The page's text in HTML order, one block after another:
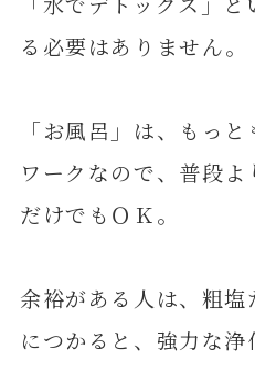
る必要はありません。
「お風呂」は、もっ
ワークなので、普段
だけでもＯＫ。
余裕がある人は、粗
につかると、強力な浄